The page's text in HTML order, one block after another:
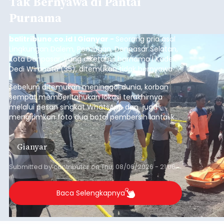
Purnama
balitribune.co.id I Gianyar - Seorang pria asal
Lingkungan Dalem, Pemogan, Denpasar Selatan,
Kota Denpasar, yang diketahui bernama I Kadek
Dedi Wiranata (35), ditemukan tidak bernyawa di
pesisir Pantai Purnama, Sukawati.
Sebelum ditemukan meninggal dunia, korban
sempat memberitahukan lokasi terakhirnya
melalui pesan singkat WhatsApp dan juga
mengirimkan foto dua botol pembersih lantai ke
istrinya.
Gianyar
Submitted bycontributoronThu, 08/06/2026 - 21:06
Baca Selengkapnya